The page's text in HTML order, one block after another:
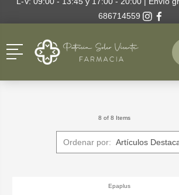
686714559
Menú
8 of 8 Items
Ordenar por:
Epaplus